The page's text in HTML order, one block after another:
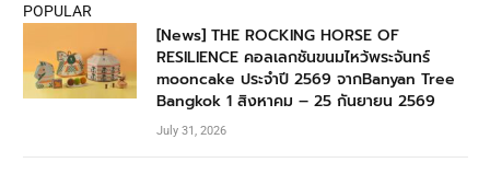
POPULAR
[News] THE ROCKING HORSE OF
RESILIENCE คอลเลกชันขนมไหว้พระจันทร์
mooncake ประจำปี 2569 จากBanyan Tree
Bangkok 1 สิงหาคม – 25 กันยายน 2569
July 31, 2026